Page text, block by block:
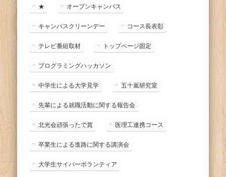
ー ★ オープンキャンパス
キャンパスクリーンデー コース長表彰
テレビ番組取材 トップページ固定
プログラミングハッカソン
中学生による大学見学 五十嵐研究室
先輩による就職活動に関する報告会
北光会頑張ったで賞 医理工連携コース
卒業生による進路に関する講演会
大学生サイバーボランティア